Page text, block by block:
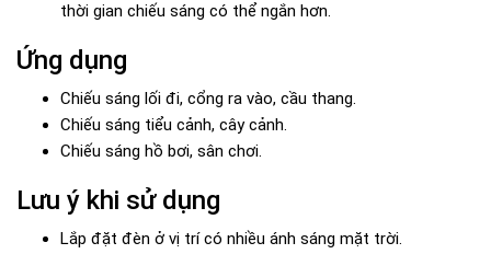
thời gian chiếu sáng có thể ngắn hơn.
Ứng dụng
Chiếu sáng lối đi, cổng ra vào, cầu thang.
Chiếu sáng tiểu cảnh, cây cảnh.
Chiếu sáng hồ bơi, sân chơi.
Lưu ý khi sử dụng
Lắp đặt đèn ở vị trí có nhiều ánh sáng mặt trời.